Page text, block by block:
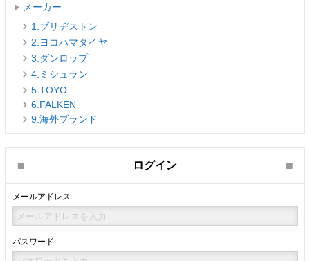
メーカー
1.ブリヂストン
2.ヨコハマタイヤ
3.ダンロップ
4.ミシュラン
5.TOYO
6.FALKEN
9.海外ブランド
ログイン
メールアドレス:
パスワード: